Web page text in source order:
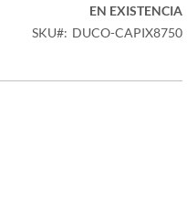
EN EXISTENCIA
SKU
DUCO-CAPIX8750